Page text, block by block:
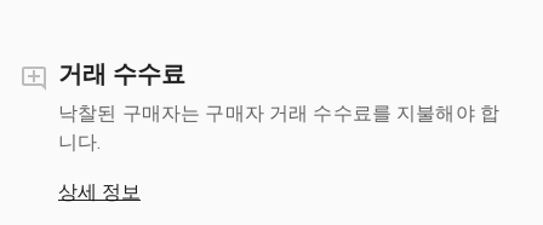
거래 수수료
낙찰된 구매자는 구매자 거래 수수료를 지불해야 합
니다.
상세 정보